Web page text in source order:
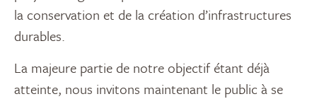
la conservation et de la création d’infrastructures
durables.
La majeure partie de notre objectif étant déjà
atteinte, nous invitons maintenant le public à se